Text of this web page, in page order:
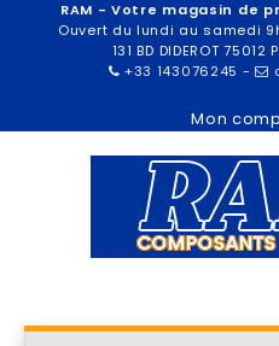
RAM - Votre magasin de
Ouvert du lundi au samedi
131 BD DIDEROT 75012
+33 143076245 -
Mon